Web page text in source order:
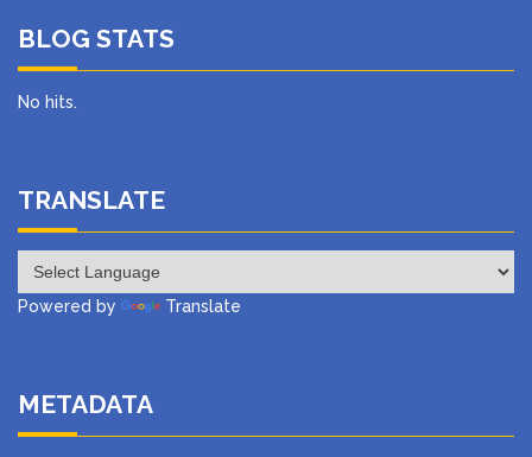
BLOG STATS
No hits.
TRANSLATE
Powered by Translate
METADATA